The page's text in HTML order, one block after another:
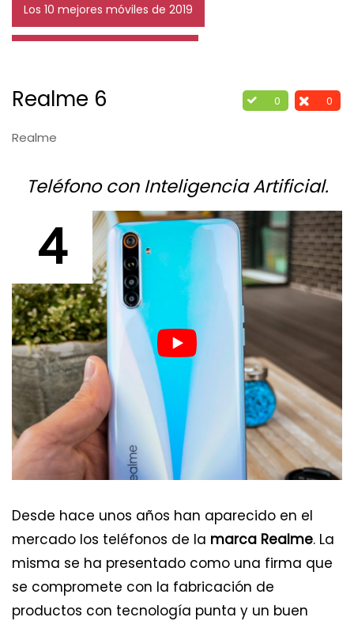
Los 10 mejores móviles de 2019
Los 10 mejores teléfonos gama media 0 0
Realme 6
Realme
Teléfono con Inteligencia Artificial.
4
Desde hace unos años han aparecido en el
mercado los teléfonos de la marca Realme. La
misma se ha presentado como una firma que
se compromete con la fabricación de
productos con tecnología punta y un buen